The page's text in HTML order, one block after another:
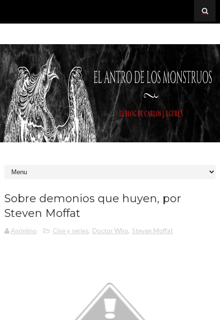
Sobre demonios que huyen, por
Steven Moffat
Anónimo Cine y series, Doctor Who, Steven Moffat